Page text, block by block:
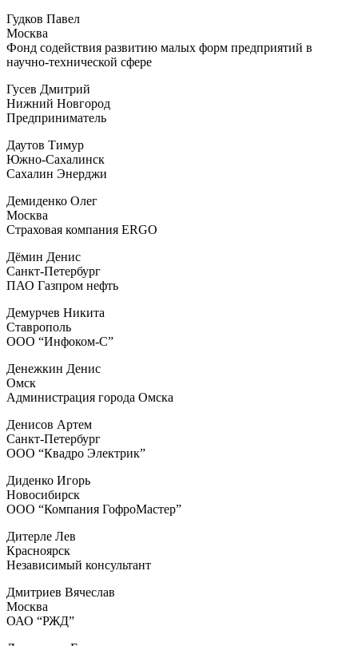
Гудков Павел
Москва
Фонд содействия развитию малых форм предприятий в
научно-технической сфере
Гусев Дмитрий
Нижний Новгород
Предприниматель
Даутов Тимур
Южно-Сахалинск
Сахалин Энерджи
Демиденко Олег
Москва
Страховая компания ERGO
Дёмин Денис
Санкт-Петербург
ПАО Газпром нефть
Демурчев Никита
Ставрополь
ООО “Инфоком-С”
Денежкин Денис
Омск
Администрация города Омска
Денисов Артем
Санкт-Петербург
ООО “Квадро Электрик”
Диденко Игорь
Новосибирск
ООО “Компания ГофроМастер”
Дитерле Лев
Красноярск
Независимый консультант
Дмитриев Вячеслав
Москва
ОАО “РЖД”